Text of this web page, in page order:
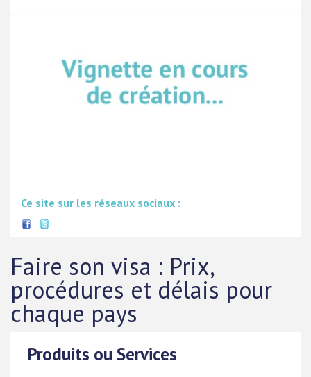
Ce site sur les réseaux sociaux :
Faire son visa : Prix,
procédures et délais pour
chaque pays
Produits ou Services